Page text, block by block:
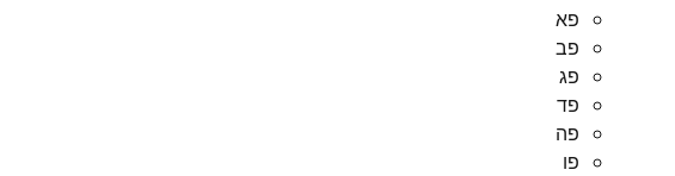
פא
פב
פג
פד
פה
פו